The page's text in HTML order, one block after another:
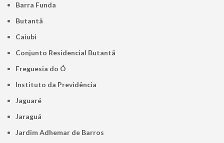
Barra Funda
Butantã
Caiubi
Conjunto Residencial Butantã
Freguesia do Ó
Instituto da Previdência
Jaguaré
Jaraguá
Jardim Adhemar de Barros